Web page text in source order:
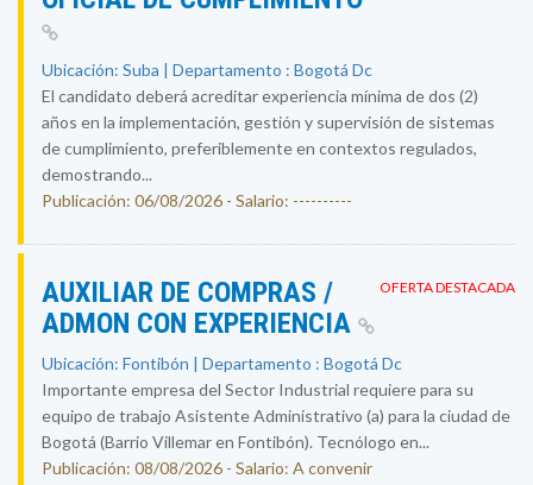
Ubicación: Suba | Departamento : Bogotá Dc
El candidato deberá acreditar experiencia mínima de dos (2)
años en la implementación, gestión y supervisión de sistemas
de cumplimiento, preferiblemente en contextos regulados,
demostrando...
Publicación: 06/08/2026 - Salario: ----------
OFERTA DESTACADA
AUXILIAR DE COMPRAS /
ADMON CON EXPERIENCIA
Ubicación: Fontibón | Departamento : Bogotá Dc
Importante empresa del Sector Industrial requiere para su
equipo de trabajo Asistente Administrativo (a) para la ciudad de
Bogotá (Barrio Villemar en Fontibón). Tecnólogo en...
Publicación: 08/08/2026 - Salario: A convenir